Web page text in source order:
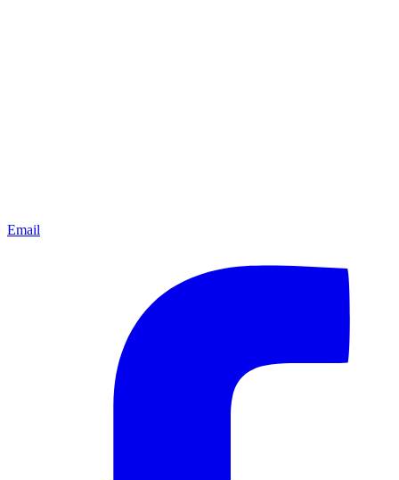
Email